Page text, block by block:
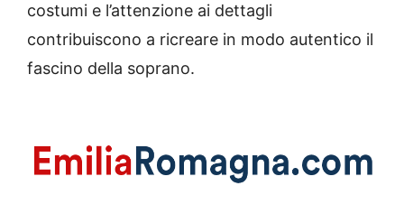
costumi e l’attenzione ai dettagli
contribuiscono a ricreare in modo autentico il
fascino della soprano.